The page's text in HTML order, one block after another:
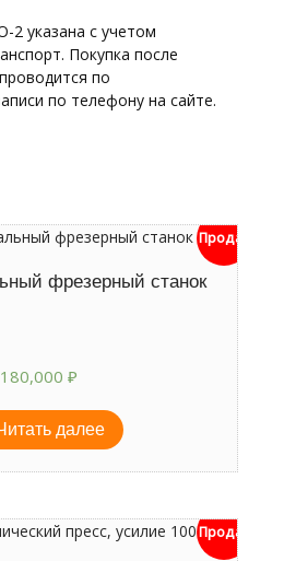
2 указана с учетом
Покупка после
по
по телефону на сайте.
Продан
фрезерный станок
180,000₽
далее
Продан